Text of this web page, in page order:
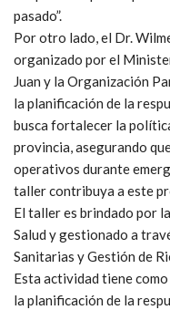
pasado”.
Por otro lado, el Dr.
organizado por el
Juan y la Organización
la planificación de la
busca fortalecer la
provincia, asegurando
operativos durante
taller contribuya a este
El taller es brindado por
Salud y gestionado a
Sanitarias y Gestión de
Esta actividad tiene
la planificación de la